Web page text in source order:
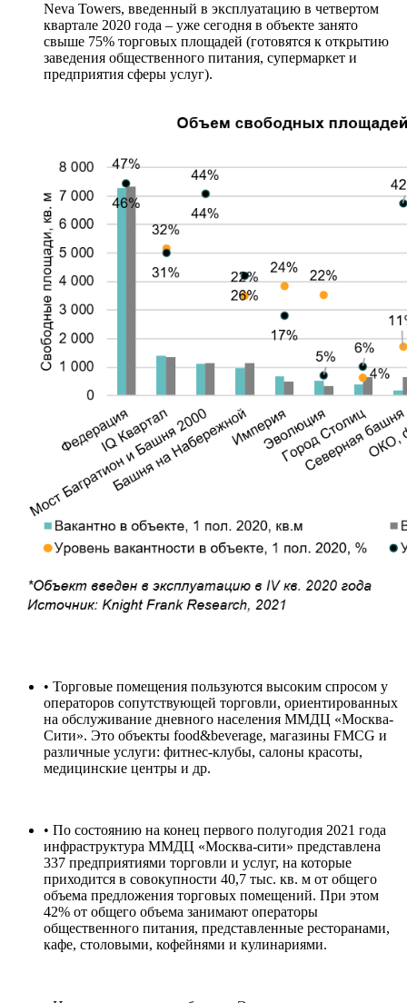
Neva Towers, введенный в эксплуатацию в четвертом
квартале 2020 года – уже сегодня в объекте занято
свыше 75% торговых площадей (готовятся к открытию
заведения общественного питания, супермаркет и
предприятия сферы услуг).
• Торговые помещения пользуются высоким спросом у
операторов сопутствующей торговли, ориентированных
на обслуживание дневного населения ММДЦ «Москва-
Сити». Это объекты food&beverage, магазины FMCG и
различные услуги: фитнес-клубы, салоны красоты,
медицинские центры и др.
• По состоянию на конец первого полугодия 2021 года
инфраструктура ММДЦ «Москва-сити» представлена
337 предприятиями торговли и услуг, на которые
приходится в совокупности 40,7 тыс. кв. м от общего
объема предложения торговых помещений. При этом
42% от общего объема занимают операторы
общественного питания, представленные ресторанами,
кафе, столовыми, кофейнями и кулинариями.